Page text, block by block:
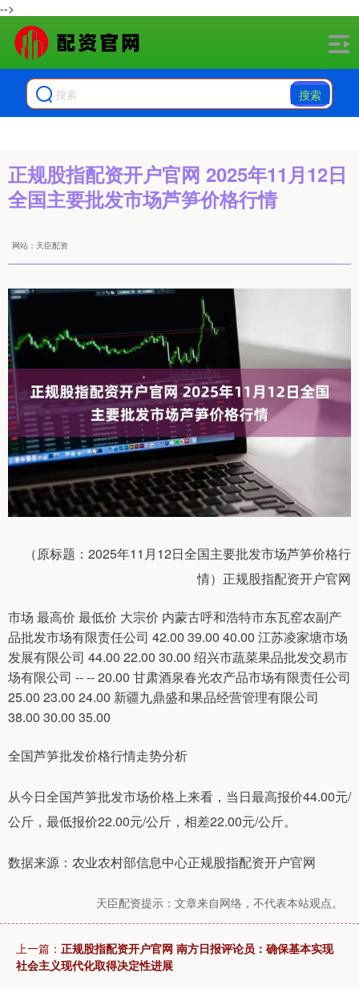
-->
搜索
正规股指配资开户官网 2025年11月12日
全国主要批发市场芦笋价格行情
网站：天臣配资
（原标题：2025年11月12日全国主要批发市场芦笋价格行
情）正规股指配资开户官网
市场 最高价 最低价 大宗价 内蒙古呼和浩特市东瓦窑农副产
品批发市场有限责任公司 42.00 39.00 40.00 江苏凌家塘市场
发展有限公司 44.00 22.00 30.00 绍兴市蔬菜果品批发交易市
场有限公司 -- -- 20.00 甘肃酒泉春光农产品市场有限责任公司
25.00 23.00 24.00 新疆九鼎盛和果品经营管理有限公司
38.00 30.00 35.00
全国芦笋批发价格行情走势分析
从今日全国芦笋批发市场价格上来看，当日最高报价44.00元/
公斤，最低报价22.00元/公斤，相差22.00元/公斤。
数据来源：农业农村部信息中心正规股指配资开户官网
天臣配资提示：文章来自网络，不代表本站观点。
上一篇： 正规股指配资开户官网 南方日报评论员：确保基本实现
社会主义现代化取得决定性进展